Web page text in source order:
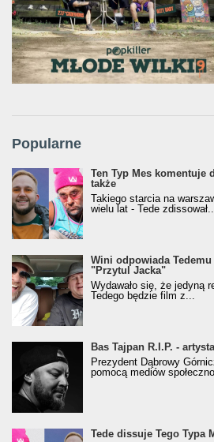
Popularne
Ten Typ Mes komentuje
także
Takiego starcia na
wielu lat - Tede
Wini odpowiada
"Przytul Jacka"
Wydawało się, że jedyną
Tedego będzie film z...
Bas Tajpan R.I.P. -
Prezydent Dąbrowy
pomocą mediów
Tede dissuje Tego Typa